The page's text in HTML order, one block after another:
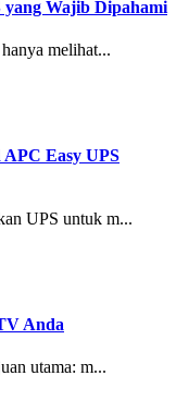
yang Wajib Dipahami
melihat...
Easy UPS
UPS untuk m...
Anda
utama: m...